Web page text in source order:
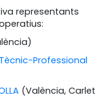
representants
Professional
(València, Carlet